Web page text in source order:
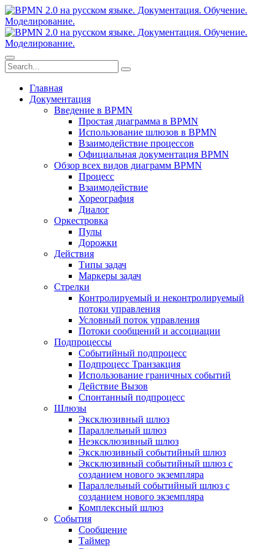
Главная
Документация
Введение в BPMN
Простая диаграмма в BPMN
Использование шлюзов в BPMN
Взаимодействие процессов
Официальная документация BPMN
Обзор всех видов диаграмм BPMN
Процесс
Взаимодействие
Хореография
Диалог
Оркестровка
Пулы
Дорожки
Действия
Типы задач
Маркеры задач
Стрелки
Контролируемый и неконтролируемый
потоки управления
Условный поток управления
Потоки сообщений и ассоциации
Подпроцессы
Событийный подпроцесс
Подпроцесс Транзакция
Использование граничных событий
Действие Вызов
Спонтанный подпроцесс
Шлюзы
Эксклюзивный шлюз
Параллельный шлюз
Неэксклюзивный шлюз
Эксклюзивный событийный шлюз
Эксклюзивный событийный шлюз с
созданием нового экземпляра
Параллельный событийный шлюз с
созданием нового экземпляра
Комплексный шлюз
События
Сообщение
Таймер